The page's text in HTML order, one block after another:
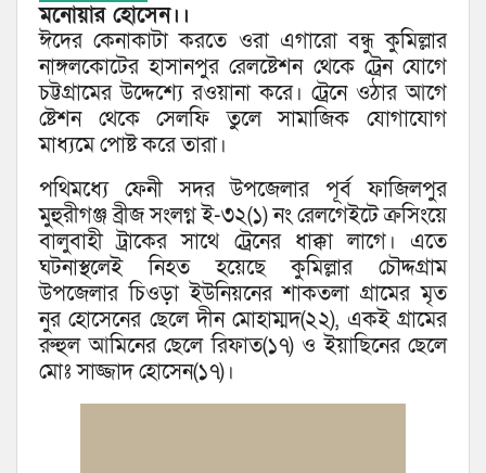
মনোয়ার হোসেন।।
ঈদের কেনাকাটা করতে ওরা এগারো বন্ধু কুমিল্লার
নাঙ্গলকোটের হাসানপুর রেলষ্টেশন থেকে ট্রেন যোগে
চট্টগ্রামের উদ্দেশ্যে রওয়ানা করে। ট্রেনে ওঠার আগে
ষ্টেশন থেকে সেলফি তুলে সামাজিক যোগাযোগ
মাধ্যমে পোষ্ট করে তারা।
পথিমধ্যে ফেনী সদর উপজেলার পূর্ব ফাজিলপুর
মুহুরীগঞ্জ ব্রীজ সংলগ্ন ই-৩২(১) নং রেলগেইটে ক্রসিংয়ে
বালুবাহী ট্রাকের সাথে ট্রেনের ধাক্কা লাগে। এতে
ঘটনাস্থলেই নিহত হয়েছে কুমিল্লার চৌদ্দগ্রাম
উপজেলার চিওড়া ইউনিয়নের শাকতলা গ্রামের মৃত
নুর হোসেনের ছেলে দীন মোহাম্মদ(২২), একই গ্রামের
রুহুল আমিনের ছেলে রিফাত(১৭) ও ইয়াছিনের ছেলে
মোঃ সাজ্জাদ হোসেন(১৭)।